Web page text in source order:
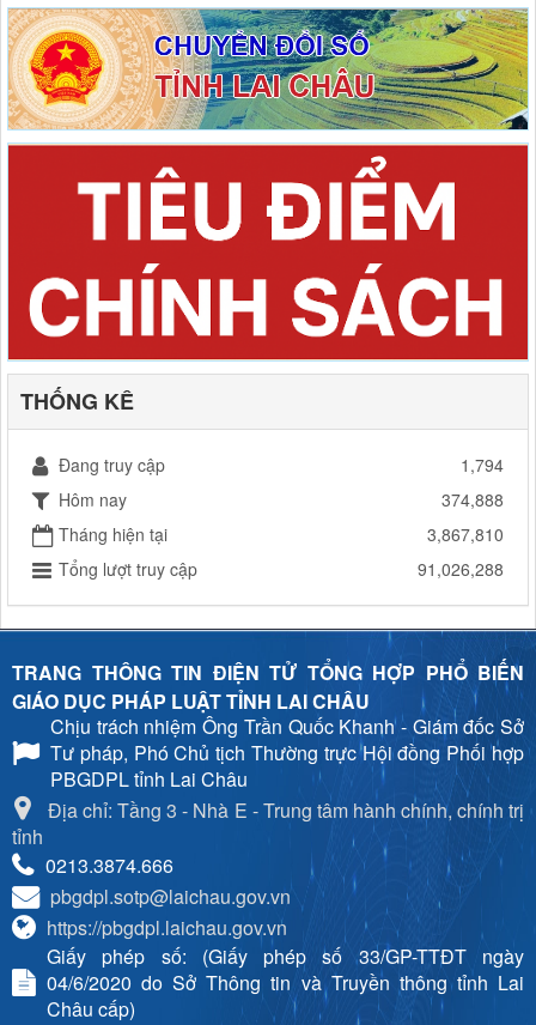
THỐNG KÊ
Đang truy cập
1,794
Hôm nay
374,888
Tháng hiện tại
3,867,810
Tổng lượt truy cập
91,026,288
TRANG THÔNG TIN ĐIỆN TỬ TỔNG HỢP PHỔ BIẾN
GIÁO DỤC PHÁP LUẬT TỈNH LAI CHÂU
Chịu trách nhiệmÔng Trần Quốc Khanh - Giám đốc Sở
Tư pháp, Phó Chủ tịch Thường trực Hội đồng Phối hợp
PBGDPL tỉnh Lai Châu
Địa chỉ: Tầng 3 - Nhà E - Trung tâm hành chính, chính trị
tỉnh
0213.3874.666
pbgdpl.sotp@laichau.gov.vn
https://pbgdpl.laichau.gov.vn
Giấy phép số: (Giấy phép số 33/GP-TTĐT ngày
04/6/2020 do Sở Thông tin và Truyền thông tỉnh Lai
Châu cấp)